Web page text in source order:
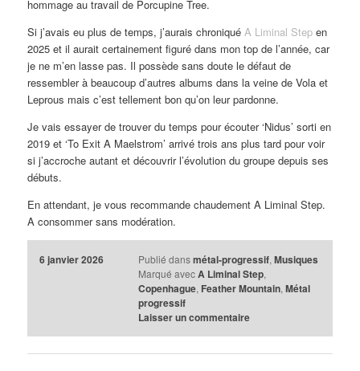
hommage au travail de Porcupine Tree.
Si j’avais eu plus de temps, j’aurais chroniqué A Liminal Step en
2025 et il aurait certainement figuré dans mon top de l’année, car
je ne m’en lasse pas. Il possède sans doute le défaut de
ressembler à beaucoup d’autres albums dans la veine de Vola et
Leprous mais c’est tellement bon qu’on leur pardonne.
Je vais essayer de trouver du temps pour écouter ‘Nidus’ sorti en
2019 et ‘To Exit A Maelstrom’ arrivé trois ans plus tard pour voir
si j’accroche autant et découvrir l’évolution du groupe depuis ses
débuts.
En attendant, je vous recommande chaudement A Liminal Step.
A consommer sans modération.
6 janvier 2026 Publié dans métal-progressif, Musiques
Marqué avec A Liminal Step,
Copenhague, Feather Mountain, Métal
progressif
Laisser un commentaire